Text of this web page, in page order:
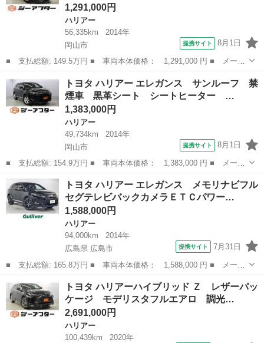
1,291,000円
ハリアー
56,335km
2014年
岡山市
提携サイト 8月1日
■ 支払総額: 149.5万円 ■ 車両本体価格： 1,291,000 円 ■ メーカ
ー名： トヨタ ■ 車種名： ハリアー ■ グレード名： プレミア
ム 禁煙車 純正ＪＢＬ９インチナビ フルセグＴＶ バックカメ
ラ トヨタ...
岡山 ハリアー
トヨタ ハリアー エレガンス サンルーフ 禁
煙車 黒革シート シートヒーター …
1,383,000円
ハリアー
49,734km
2014年
岡山市
提携サイト 8月1日
■ 支払総額: 154.9万円 ■ 車両本体価格： 1,383,000 円 ■ メーカ
ー名： トヨタ ■ 車種名： ハリアー ■ グレード名： エレガン
ス サンルーフ 禁煙車 黒革シート シートヒーター 純正８イン
チナビ ...
岡山 岡山市 ハリアー
トヨタ ハリアー エレガンス メモリナビフル
セグテレビバックカメラＥＴＣパワー…
1,588,000円
ハリアー
94,000km
2014年
広島県 広島市
提携サイト 7月31日
■ 支払総額: 165.8万円 ■ 車両本体価格： 1,588,000 円 ■ メーカ
ー名： トヨタ ■ 車種名： ハリアー ■ グレード名： エレガン
ス メモリナビフルセグテレビバックカメラＥＴＣパワーシート社外
アルミホ...
ハリアー
トヨタ ハリアーハイブリッド Ｚ レザーパッ
ケージ モデリスタフルエアロ 調光…
2,691,000円
ハリアー
100,439km
2020年